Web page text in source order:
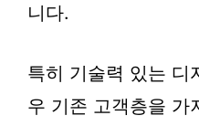
니다.
특히 기술력 있는 디
우 기존 고객층을 가